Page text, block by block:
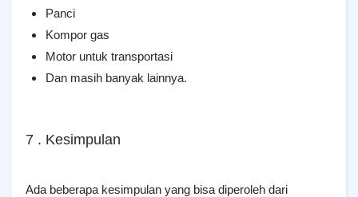
Panci
Kompor gas
Motor untuk transportasi
Dan masih banyak lainnya.
7 . Kesimpulan
Ada beberapa kesimpulan yang bisa diperoleh dari